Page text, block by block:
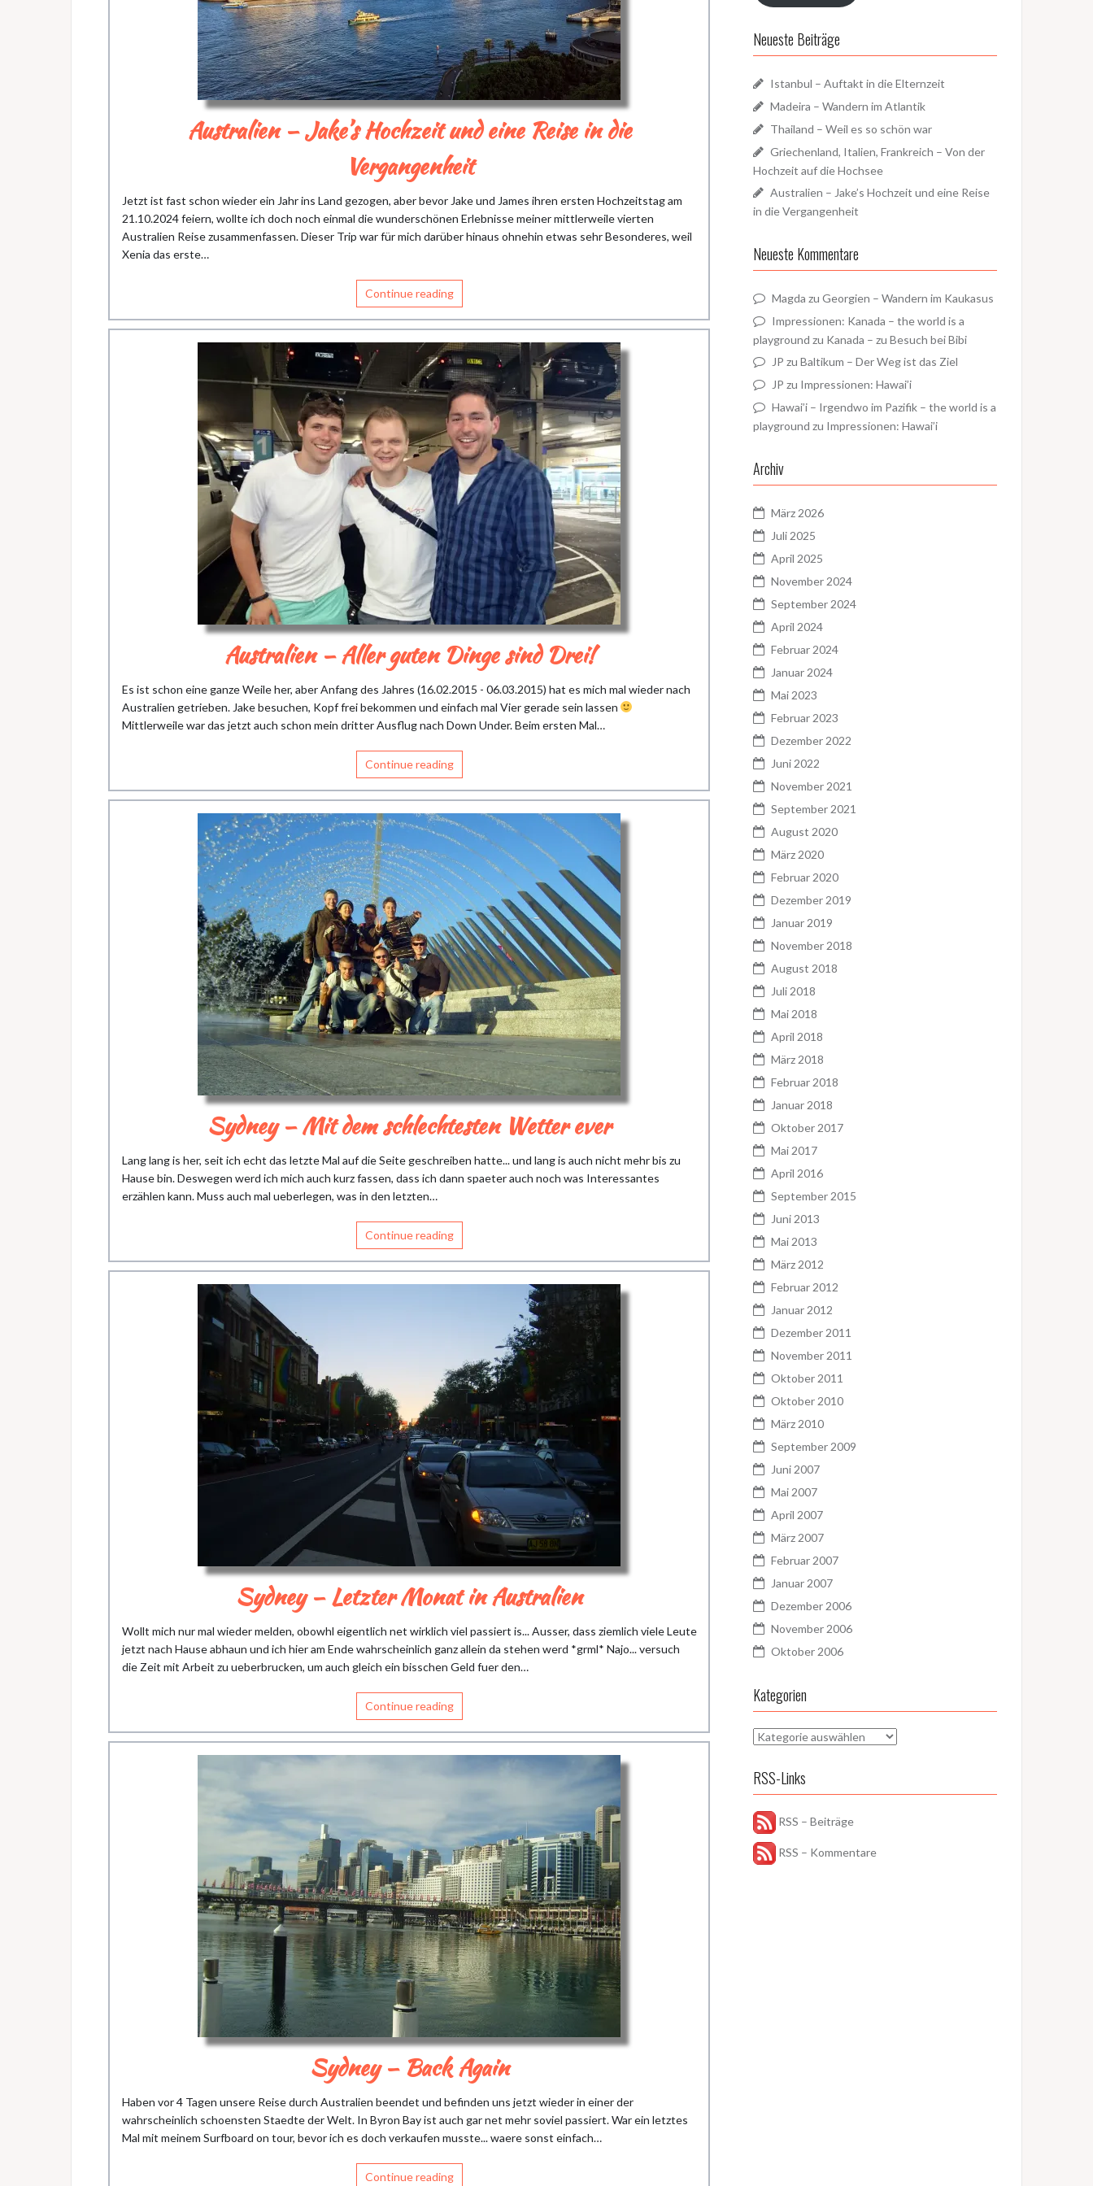
Australien – Jake’s Hochzeit und eine Reise in die
Vergangenheit
Jetzt ist fast schon wieder ein Jahr ins Land gezogen, aber bevor Jake und James ihren ersten Hochzeitstag am
21.10.2024 feiern, wollte ich doch noch einmal die wunderschönen Erlebnisse meiner mittlerweile vierten
Australien Reise zusammenfassen. Dieser Trip war für mich darüber hinaus ohnehin etwas sehr Besonderes, weil
Xenia das erste…
Continue reading
Australien – Aller guten Dinge sind Drei!
Es ist schon eine ganze Weile her, aber Anfang des Jahres (16.02.2015 - 06.03.2015) hat es mich mal wieder nach
Australien getrieben. Jake besuchen, Kopf frei bekommen und einfach mal Vier gerade sein lassen
Mittlerweile war das jetzt auch schon mein dritter Ausflug nach Down Under. Beim ersten Mal…
Continue reading
Sydney – Mit dem schlechtesten Wetter ever
Lang lang is her, seit ich echt das letzte Mal auf die Seite geschreiben hatte... und lang is auch nicht mehr bis zu
Hause bin. Deswegen werd ich mich auch kurz fassen, dass ich dann spaeter auch noch was Interessantes
erzählen kann. Muss auch mal ueberlegen, was in den letzten…
Continue reading
Sydney – Letzter Monat in Australien
Wollt mich nur mal wieder melden, obowhl eigentlich net wirklich viel passiert is... Ausser, dass ziemlich viele Leute
jetzt nach Hause abhaun und ich hier am Ende wahrscheinlich ganz allein da stehen werd *grml* Najo... versuch
die Zeit mit Arbeit zu ueberbrucken, um auch gleich ein bisschen Geld fuer den…
Continue reading
Sydney – Back Again
Haben vor 4 Tagen unsere Reise durch Australien beendet und befinden uns jetzt wieder in einer der
wahrscheinlich schoensten Staedte der Welt. In Byron Bay ist auch gar net mehr soviel passiert. War ein letztes
Mal mit meinem Surfboard on tour, bevor ich es doch verkaufen musste... waere sonst einfach…
Continue reading
Neueste Beiträge
Istanbul – Auftakt in die Elternzeit
Madeira – Wandern im Atlantik
Thailand – Weil es so schön war
Griechenland, Italien, Frankreich – Von der
Hochzeit auf die Hochsee
Australien – Jake’s Hochzeit und eine Reise
in die Vergangenheit
Neueste Kommentare
Magda zu Georgien – Wandern im Kaukasus
Impressionen: Kanada – the world is a
playground zu Kanada – zu Besuch bei Bibi
JP zu Baltikum – Der Weg ist das Ziel
JP zu Impressionen: Hawai’i
Hawai’i – Irgendwo im Pazifik – the world is a
playground zu Impressionen: Hawai’i
Archiv
März 2026
Juli 2025
April 2025
November 2024
September 2024
April 2024
Februar 2024
Januar 2024
Mai 2023
Februar 2023
Dezember 2022
Juni 2022
November 2021
September 2021
August 2020
März 2020
Februar 2020
Dezember 2019
Januar 2019
November 2018
August 2018
Juli 2018
Mai 2018
April 2018
März 2018
Februar 2018
Januar 2018
Oktober 2017
Mai 2017
April 2016
September 2015
Juni 2013
Mai 2013
März 2012
Februar 2012
Januar 2012
Dezember 2011
November 2011
Oktober 2011
Oktober 2010
März 2010
September 2009
Juni 2007
Mai 2007
April 2007
März 2007
Februar 2007
Januar 2007
Dezember 2006
November 2006
Oktober 2006
Kategorien
Kategorien
RSS-Links
RSS – Beiträge
RSS – Kommentare